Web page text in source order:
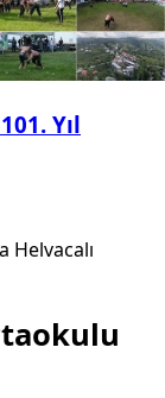
Yıl
Helvacalı